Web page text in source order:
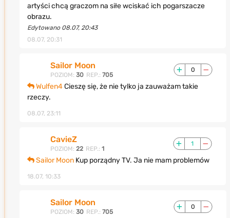
artyści chcą graczom na siłe wciskać ich pogarszacze
obrazu.
Edytowano 08.07, 20:43
08.07, 20:31
Sailor Moon
POZIOM: 30 REP.: 705
0
Wulfen4Cieszę się, że nie tylko ja zauważam takie
rzeczy.
08.07, 23:11
CavieZ
POZIOM: 22 REP.: 1
1
Sailor MoonKup porządny TV. Ja nie mam problemów
18.07, 10:33
Sailor Moon
POZIOM: 30 REP.: 705
0